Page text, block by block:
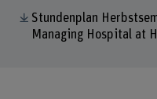
Stundenplan
Managing Hospital at